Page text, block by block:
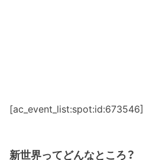
[ac_event_list:spot:id:673546]
新世界ってどんなところ？